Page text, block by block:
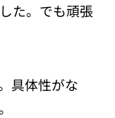
た。でも頑張
具体性がな